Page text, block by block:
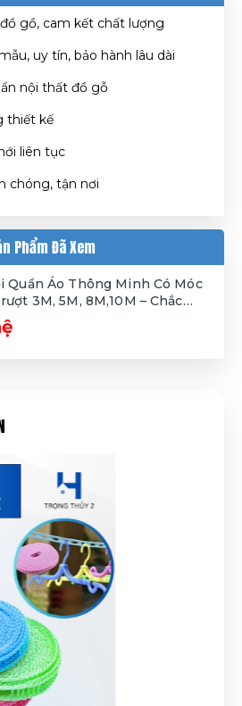
gồ, cam kết chất lượng
uy tín, bảo hành lâu dài
nội thất đồ gỗ
thiết kế
liên tục
chóng, tận nơi
Phẩm Đã Xem
Quần Áo Thông Minh Có Móc
3M, 5M, 8M,10M – Chắc
Bỉ, Dễ Sử Dụng